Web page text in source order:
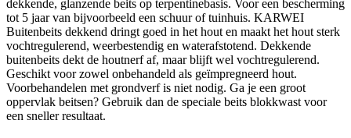
dekkende, glanzende beits op terpentinebasis. Voor een bescherming
tot 5 jaar van bijvoorbeeld een schuur of tuinhuis. KARWEI
Buitenbeits dekkend dringt goed in het hout en maakt het hout sterk
vochtregulerend, weerbestendig en waterafstotend. Dekkende
buitenbeits dekt de houtnerf af, maar blijft wel vochtregulerend.
Geschikt voor zowel onbehandeld als geïmpregneerd hout.
Voorbehandelen met grondverf is niet nodig. Ga je een groot
oppervlak beitsen? Gebruik dan de speciale beits blokkwast voor
een sneller resultaat.